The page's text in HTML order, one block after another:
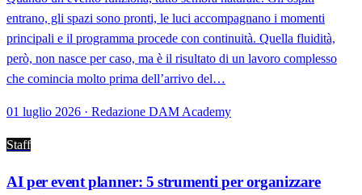
entrano, gli spazi sono pronti, le luci accompagnano i momenti
principali e il programma procede con continuità. Quella fluidità,
però, non nasce per caso, ma è il risultato di un lavoro complesso
che comincia molto prima dell’arrivo del…
01 luglio 2026 · Redazione DAM Academy
Staff
AI per event planner: 5 strumenti per organizzare